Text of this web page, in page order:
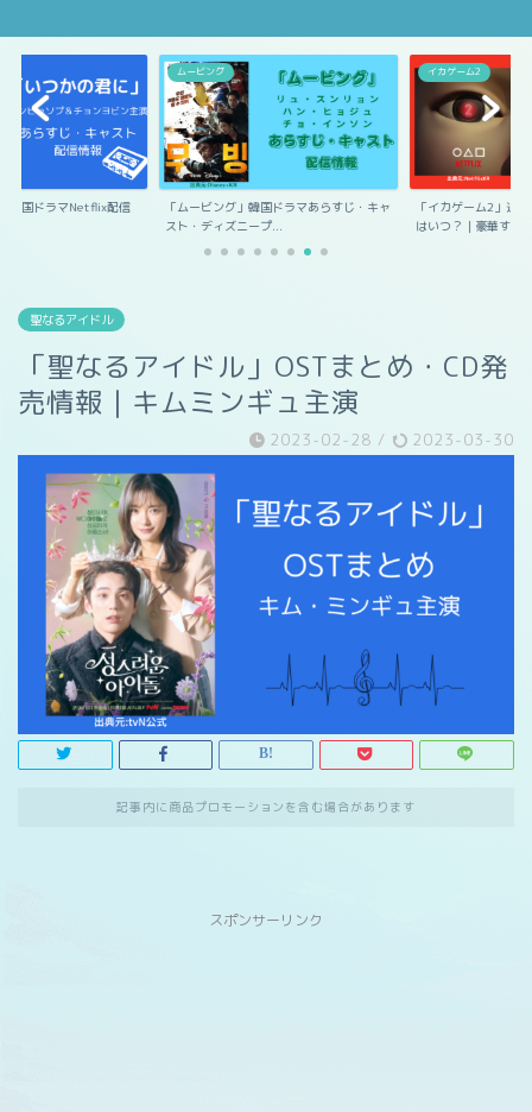
国ドラマNetflix配信
ムービング
「ムービング」韓国ドラマあらすじ・キャ
スト・ディズニープ...
イカゲーム2
「イカゲーム2」追加
はいつ？｜豪華すぎ...
聖なるアイドル
「聖なるアイドル」OSTまとめ・CD発
売情報｜キムミンギュ主演
2023-02-28 / 2023-03-30
記事内に商品プロモーションを含む場合があります
スポンサーリンク